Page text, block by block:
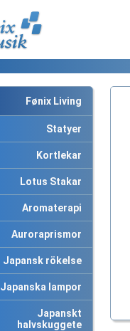
Fønix Living
Statyer
Kortlekar
Lotus Stakar
Aromaterapi
Auroraprismor
Japansk rökelse
Japanska lampor
Japanskt
halvskuggete